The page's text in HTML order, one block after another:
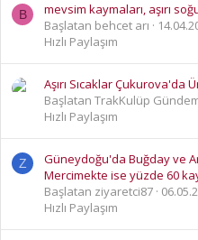
B
mevsim kaymaları, aşırı
Başlatan behcet arı
Hızlı Paylaşım
Aşırı Sıcaklar Çukurova'da
Başlatan TrakKulüp
Hızlı Paylaşım
Z
Güneydoğu'da Buğday ve
Mercimekte ise yüzde 60
Başlatan ziyaretci87
Hızlı Paylaşım